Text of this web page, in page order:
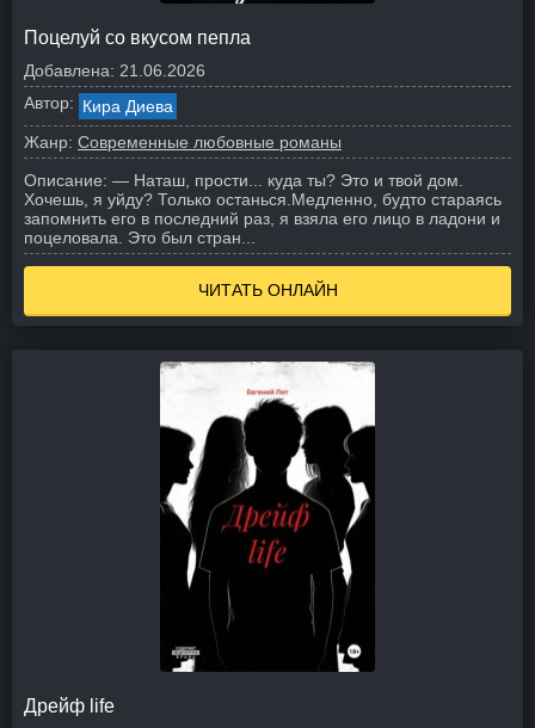
Поцелуй со вкусом пепла
Добавлена: 21.06.2026
Автор: Кира Диева
Жанр: Современные любовные романы
Описание: — Наташ, прости... куда ты? Это и твой дом.
Хочешь, я уйду? Только останься. Медленно, будто стараясь
запомнить его в последний раз, я взяла его лицо в ладони и
поцеловала. Это был стран...
ЧИТАТЬ ОНЛАЙН
Дрейф life